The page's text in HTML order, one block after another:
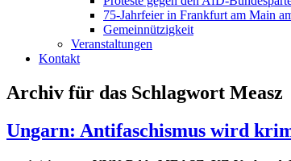
75-Jahrfeier in Frankfurt am Main
Gemeinnützigkeit
Veranstaltungen
Kontakt
Archiv für das Schlagwort Measz
Ungarn: Antifaschismus wird